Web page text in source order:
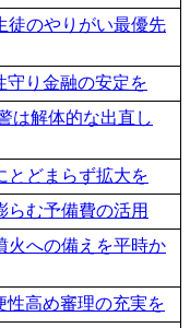
のやりがい最優先
り金融の安定を
解体的な出直し
どまらず拡大を
む予備費の活用
への備えを平時か
高め審理の充実を